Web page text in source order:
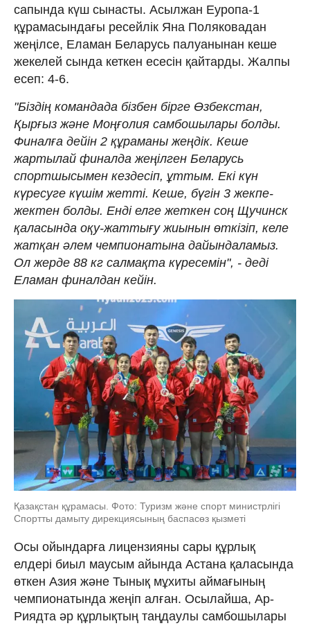
сапында күш сынасты. Асылжан Еуропа-1
құрамасындағы ресейлік Яна Поляковадан
жеңілсе, Еламан Беларусь палуанынан кеше
жекелей сында кеткен есесін қайтарды. Жалпы
есеп: 4-6.
"Біздің командада бізбен бірге Өзбекстан,
Қырғыз және Моңғолия самбошылары болды.
Финалға дейін 2 құраманы жеңдік. Кеше
жартылай финалда жеңілген Беларусь
спортшысымен кездесіп, ұттым. Екі күн
күресуге күшім жетті. Кеше, бүгін 3 жекпе-
жектен болды. Енді елге жеткен соң Щучинск
қаласында оқу-жаттығу жиынын өткізіп, келе
жатқан әлем чемпионатына дайындаламыз.
Ол жерде 88 кг салмақта күресемін", - деді
Еламан финалдан кейін.
Қазақстан құрамасы. Фото: Туризм және спорт министрлігі
Спортты дамыту дирекциясының баспасөз қызметі
Осы ойындарға лицензияны сары құрлық
елдері биыл маусым айында Астана қаласында
өткен Азия және Тынық мұхиты аймағының
чемпионатында жеңіп алған. Осылайша, Ар-
Риядта әр құрлықтың таңдаулы самбошылары